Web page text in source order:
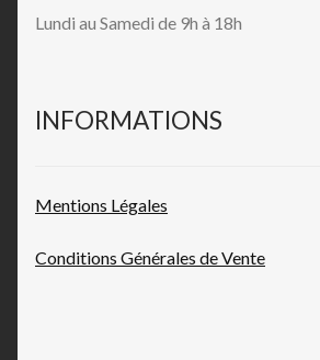
Lundi au Samedi de 9h à 18h
INFORMATIONS
Mentions Légales
Conditions Générales deVente